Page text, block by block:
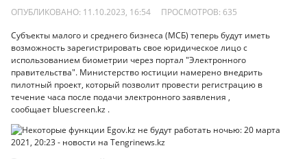
ОПУБЛИКОВАНО: 11.10.2023, 16:54 ПРОСМОТРОВ: 635
Субъекты малого и среднего бизнеса (МСБ) теперь будут иметь
возможность зарегистрировать свое юридическое лицо с
использованием биометрии через портал "Электронного
правительства". Министерство юстиции намерено внедрить
пилотный проект, который позволит провести регистрацию в
течение часа после подачи электронного заявления ,
сообщает bluescreen.kz .